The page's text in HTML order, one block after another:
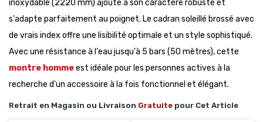
inoxydable (2220 mm) ajoute à son caractère robuste et
s'adapte parfaitement au poignet. Le cadran soleillé brossé avec
de vrais index offre une lisibilité optimale et un style sophistiqué.
Avec une résistance à l'eau jusqu'à 5 bars (50 mètres), cette
montre hommeest idéale pour les personnes actives à la
recherche d'un accessoire à la fois fonctionnel et élégant.
Retrait en Magasin ou Livraison Gratuite pour Cet Article